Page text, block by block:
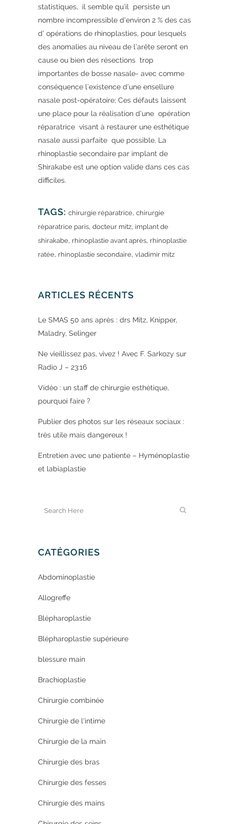
statistiques, il semble qu’il persiste un
nombre incompressible d’environ 2 % des cas
d’ opérations de rhinoplasties, pour lesquels
des anomalies au niveau de l’arête seront en
cause ou bien des résections trop
importantes de bosse nasale- avec comme
conséquence l’existence d’une ensellure
nasale post-opératoire; Ces défauts laissent
une place pour la réalisation d’une opération
réparatrice visant à restaurer une esthétique
nasale aussi parfaite que possible. La
rhinoplastie secondaire par implant de
Shirakabe est une option valide dans ces cas
difficiles.
TAGS: chirurgie réparatrice, chirurgie
réparatrice paris, docteur mitz, implant de
shirakabe, rhinoplastie avant après, rhinoplastie
ratée, rhinoplastie secondaire, vladimir mitz
ARTICLES RÉCENTS
Le SMAS 50 ans après : drs Mitz, Knipper,
Maladry, Selinger
Ne vieillissez pas, vivez ! Avec F. Sarkozy sur
Radio J – 23:16
Vidéo : un staff de chirurgie esthétique,
pourquoi faire ?
Publier des photos sur les réseaux sociaux :
très utile mais dangereux !
Entretien avec une patiente – Hyménoplastie
et labiaplastie
CATÉGORIES
Abdominoplastie
Allogreffe
Blépharoplastie
Blépharoplastie supérieure
blessure main
Brachioplastie
Chirurgie combinée
Chirurgie de l'intime
Chirurgie de la main
Chirurgie des bras
Chirurgie des fesses
Chirurgie des mains